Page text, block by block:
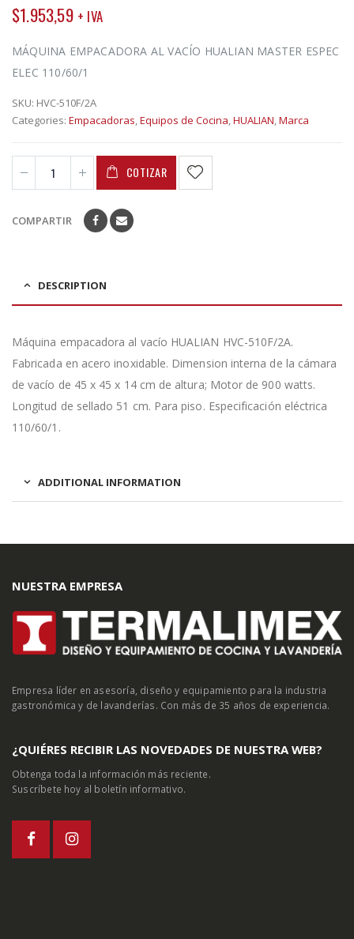
out
of
$1.953,59 + IVA
MÁQUINA EMPACADORA AL VACÍO HUALIAN MASTER ESPEC
ELEC 110/60/1
SKU: HVC-510F/2A
Categories: Empacadoras,Equipos de Cocina,HUALIAN,Marca
COTIZAR
COMPARTIR
DESCRIPTION
Máquina empacadora al vacío HUALIAN HVC-510F/2A.
Fabricada en acero inoxidable. Dimension interna de la cámara
de vacío de 45 x 45 x 14 cm de altura; Motor de 900 watts.
Longitud de sellado 51 cm. Para piso. Especificación eléctrica
110/60/1.
ADDITIONAL INFORMATION
NUESTRA EMPRESA
Empresa líder en asesoría, diseño y equipamiento para la industria
gastronómica y de lavanderías. Con más de 35 años de experiencia.
¿QUIÉRES RECIBIR LAS NOVEDADES DE NUESTRA WEB?
Obtenga toda la información más reciente.
Suscríbete hoy al boletín informativo.